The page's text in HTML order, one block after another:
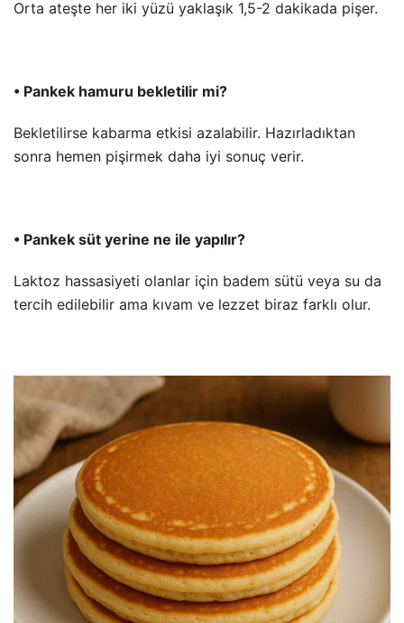
Orta ateşte her iki yüzü yaklaşık 1,5-2 dakikada pişer.
• Pankek hamuru bekletilir mi?
Bekletilirse kabarma etkisi azalabilir. Hazırladıktan
sonra hemen pişirmek daha iyi sonuç verir.
• Pankek süt yerine ne ile yapılır?
Laktoz hassasiyeti olanlar için badem sütü veya su da
tercih edilebilir ama kıvam ve lezzet biraz farklı olur.